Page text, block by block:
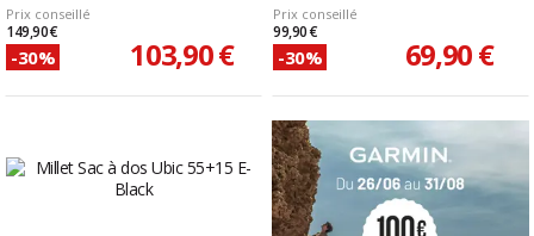
Prix conseillé
149,90 €
-30% 103,90 €
Prix conseillé
99,90 €
-30% 69,90 €